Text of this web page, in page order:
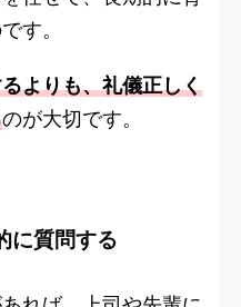
す。
よりも、礼儀正しく
のが大切です。
に質問する